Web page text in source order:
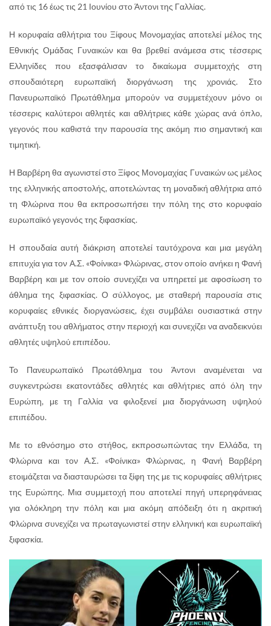
από τις 16 έως τις 21 Ιουνίου στο Άντονι της Γαλλίας.
Η κορυφαία αθλήτρια του Ξίφους Μονομαχίας αποτελεί μέλος της
Εθνικής Ομάδας Γυναικών και θα βρεθεί ανάμεσα στις τέσσερις
Ελληνίδες που εξασφάλισαν το δικαίωμα συμμετοχής στη
σπουδαιότερη ευρωπαϊκή διοργάνωση της χρονιάς. Στο
Πανευρωπαϊκό Πρωτάθλημα μπορούν να συμμετέχουν μόνο οι
τέσσερις καλύτεροι αθλητές και αθλήτριες κάθε χώρας ανά όπλο,
γεγονός που καθιστά την παρουσία της ακόμη πιο σημαντική και
τιμητική.
Η Βαρβέρη θα αγωνιστεί στο Ξίφος Μονομαχίας Γυναικών ως μέλος
της ελληνικής αποστολής, αποτελώντας τη μοναδική αθλήτρια από
τη Φλώρινα που θα εκπροσωπήσει την πόλη της στο κορυφαίο
ευρωπαϊκό γεγονός της ξιφασκίας.
Η σπουδαία αυτή διάκριση αποτελεί ταυτόχρονα και μια μεγάλη
επιτυχία για τον Α.Σ. «Φοίνικα» Φλώρινας, στον οποίο ανήκει η Φανή
Βαρβέρη και με τον οποίο συνεχίζει να υπηρετεί με αφοσίωση το
άθλημα της ξιφασκίας. Ο σύλλογος, με σταθερή παρουσία στις
κορυφαίες εθνικές διοργανώσεις, έχει συμβάλει ουσιαστικά στην
ανάπτυξη του αθλήματος στην περιοχή και συνεχίζει να αναδεικνύει
αθλητές υψηλού επιπέδου.
Το Πανευρωπαϊκό Πρωτάθλημα του Άντονι αναμένεται να
συγκεντρώσει εκατοντάδες αθλητές και αθλήτριες από όλη την
Ευρώπη, με τη Γαλλία να φιλοξενεί μια διοργάνωση υψηλού
επιπέδου.
Με το εθνόσημο στο στήθος, εκπροσωπώντας την Ελλάδα, τη
Φλώρινα και τον Α.Σ. «Φοίνικα» Φλώρινας, η Φανή Βαρβέρη
ετοιμάζεται να διασταυρώσει τα ξίφη της με τις κορυφαίες αθλήτριες
της Ευρώπης. Μια συμμετοχή που αποτελεί πηγή υπερηφάνειας
για ολόκληρη την πόλη και μια ακόμη απόδειξη ότι η ακριτική
Φλώρινα συνεχίζει να πρωταγωνιστεί στην ελληνική και ευρωπαϊκή
ξιφασκία.